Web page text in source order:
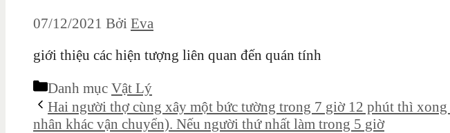
07/12/2021 Bởi Eva
giới thiệu các hiện tượng liên quan đến quán tính
Danh mục Vật Lý
Hai người thợ cùng xây một bức tường trong 7 giờ 12 phút thì xong
nhân khác vận chuyển). Nếu người thứ nhất làm trong 5 giờ